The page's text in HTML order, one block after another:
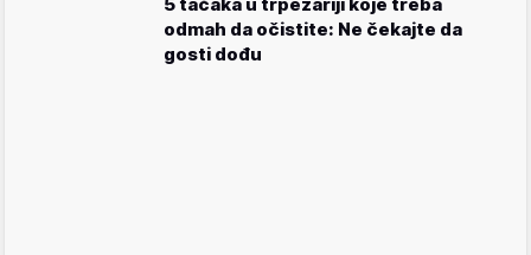
odmah da očistite: Ne čekajte da
gosti dođu